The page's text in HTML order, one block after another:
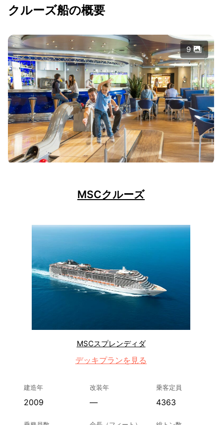
クルーズ船の概要
9
MSCクルーズ
MSCスプレンディダ
デッキプランを見る
建造年
2009
改装年
—
乗客定員
4363